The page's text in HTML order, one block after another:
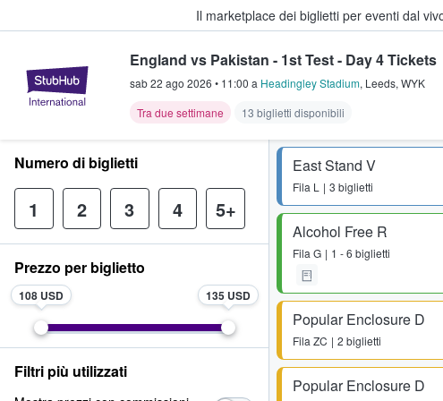
Il marketplace dei biglietti per eventi dal
StubHub - Dove i fan comprano e
England vs Pakistan - 1st Test - Day 4 Tickets
sab 22 ago 2026 • 11:00 a Headingley Stadium, Leeds, WYK
Tra due settimane
13 biglietti disponibili
East Stand V
Fila L 3 biglietti
Alcohol Free R
Fila G 1 - 6 biglietti
Popular Enclosure D
Fila ZC 2 biglietti
Popular Enclosure D
Numero di biglietti
1 2 3 4 5+
Prezzo per biglietto
108 USD 135 USD
Filtri più utilizzati